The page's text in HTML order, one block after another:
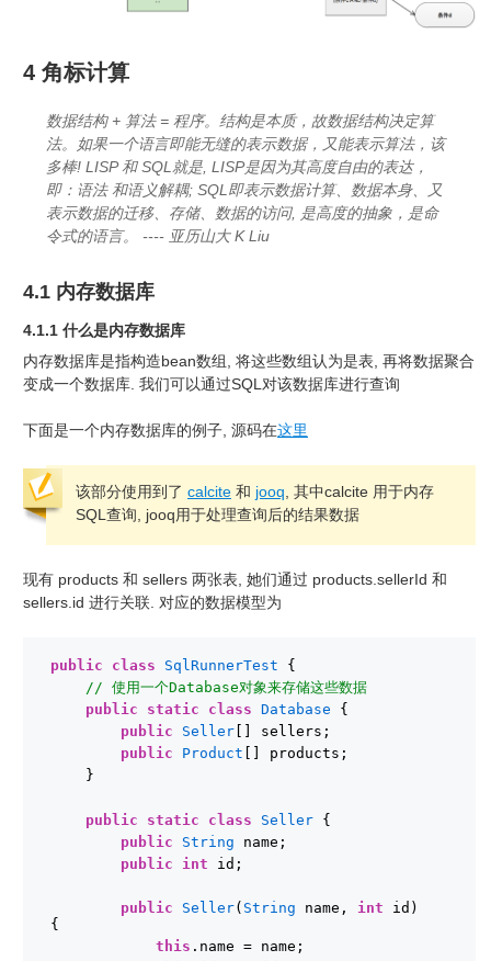
4 角标计算
数据结构 + 算法 = 程序。结构是本质，故数据结构决定算
法。如果一个语言即能无缝的表示数据，又能表示算法，该
多棒! LISP 和 SQL就是, LISP是因为其高度自由的表达，
即：语法 和语义解耦; SQL即表示数据计算、数据本身、又
表示数据的迁移、存储、数据的访问, 是高度的抽象，是命
令式的语言。 ---- 亚历山大 K Liu
4.1 内存数据库
4.1.1 什么是内存数据库
内存数据库是指构造bean数组, 将这些数组认为是表, 再将数据聚合
变成一个数据库. 我们可以通过SQL对该数据库进行查询
下面是一个内存数据库的例子, 源码在这里
该部分使用到了 calcite 和 jooq , 其中calcite 用于内存
SQL查询, jooq用于处理查询后的结果数据
现有 products 和 sellers 两张表, 她们通过 products.sellerId 和
sellers.id 进行关联. 对应的数据模型为
public class SqlRunnerTest
{
// 使用一个Database对象来存储这些数据
public
static class Database
{
public
Seller [] sellers;
public
Product [] products;
}
public static class Seller {
public
String
name;
public
int id;
public Seller( String name, int
id)
{
this .name = name;